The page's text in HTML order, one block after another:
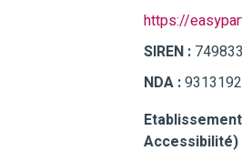
https://
SIREN :
NDA :
Accessibilité)